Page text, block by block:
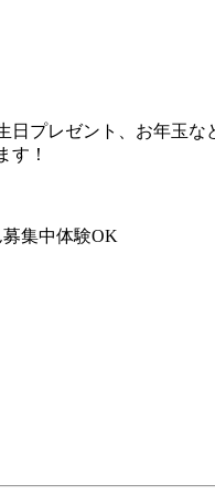
日プレゼント、お年玉な
す！
集中体験OK